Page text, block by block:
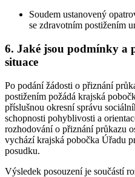
Soudem ustanovený
se zdravotním postižením
6. Jaké jsou podmínky a
situace
Po podání žádosti o přiznání
postižením požádá krajská
příslušnou okresní správu
schopnosti pohyblivosti a
rozhodování o přiznání průkazu
vychází krajská pobočka Úřadu
posudku.
Výsledek posouzení je součástí